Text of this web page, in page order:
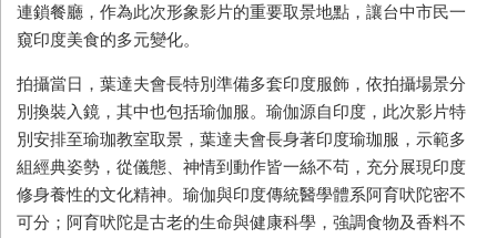
連鎖餐廳，作為此次形象影片的重要取景地點，讓台中市民一
窺印度美食的多元變化。
拍攝當日，葉達夫會長特別準備多套印度服飾，依拍攝場景分
別換裝入鏡，其中也包括瑜伽服。瑜伽源自印度，此次影片特
別安排至瑜珈教室取景，葉達夫會長身著印度瑜珈服，示範多
組經典姿勢，從儀態、神情到動作皆一絲不苟，充分展現印度
修身養性的文化精神。瑜伽與印度傳統醫學體系阿育吠陀密不
可分；阿育吠陀是古老的生命與健康科學，強調食物及香料不